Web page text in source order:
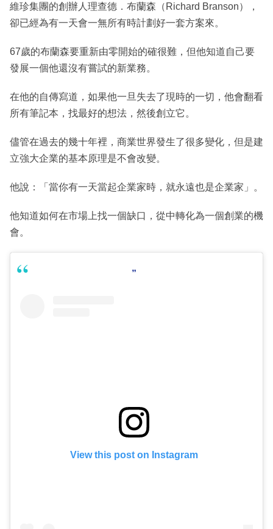
維珍集團的創辦人理查德．布蘭森（Richard Branson），
卻已經為有一天會一無所有時計劃好一套方案來。
67歲的布蘭森要重新由零開始的確很難，但他知道自己要
發展一個他還沒有嘗試的新業務。
在他的自傳寫道，如果他一旦失去了現時的一切，他會翻看
所有筆記本，找最好的想法，然後創立它。
儘管在過去的幾十年裡，商業世界發生了很多變化，但是建
立強大企業的基本原理是不會改變。
他說：「當你有一天當起企業家時，就永遠也是企業家」。
他知道如何在市場上找一個缺口，從中轉化為一個創業的機
會。
View this post on Instagram